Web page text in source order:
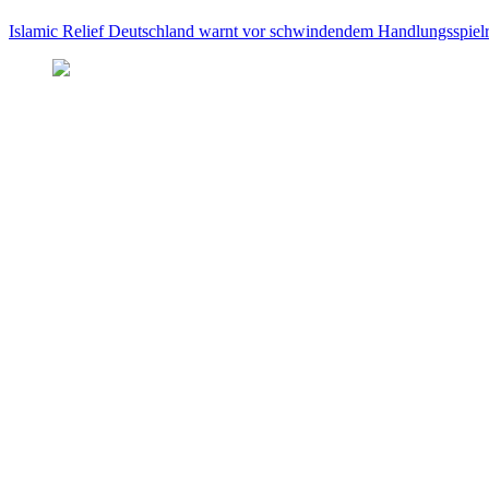
Islamic Relief Deutschland warnt vor schwindendem